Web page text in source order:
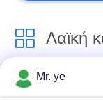
Λαϊκή
Ηλεκτρονικές
Mr. ye